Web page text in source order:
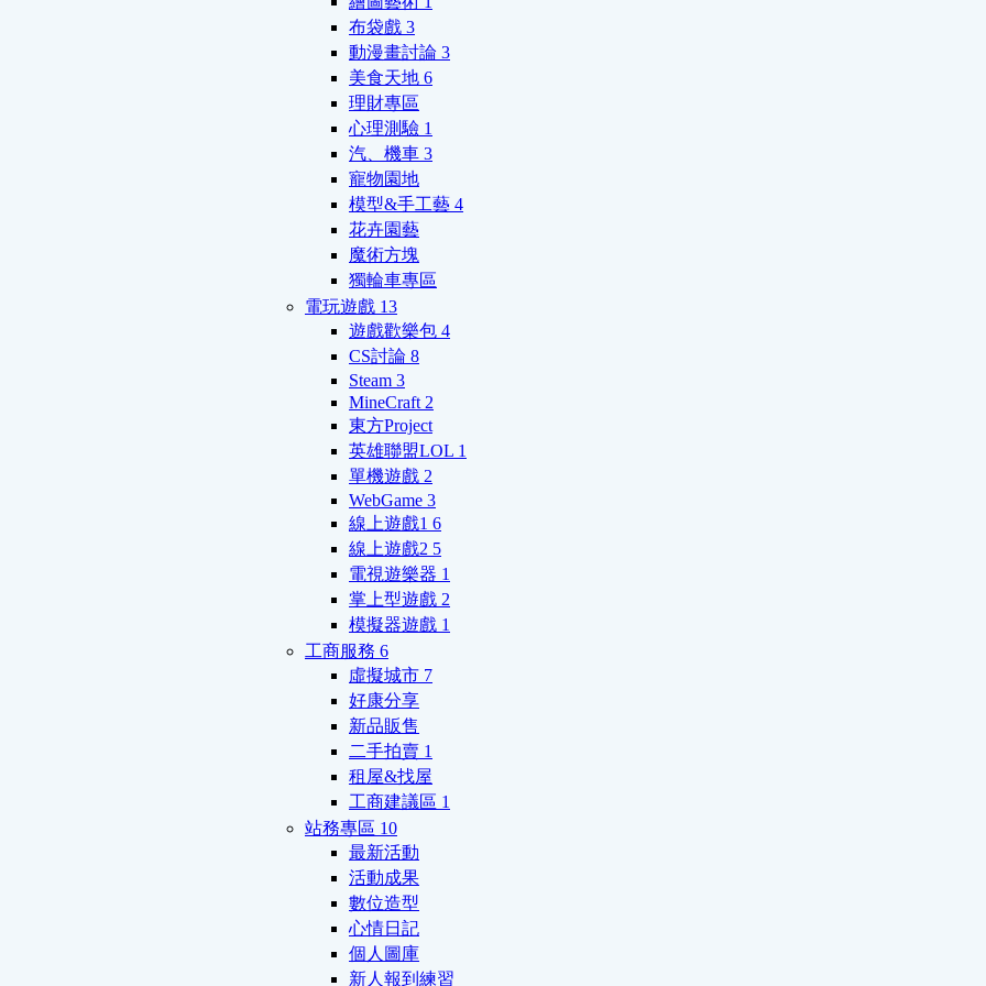
布袋戲 3
動漫畫討論 3
美食天地 6
理財專區
心理測驗 1
汽、機車 3
寵物園地
模型&手工藝 4
花卉園藝
魔術方塊
獨輪車專區
電玩遊戲 13
遊戲歡樂包 4
CS討論 8
Steam 3
MineCraft 2
東方Project
英雄聯盟LOL 1
單機遊戲 2
WebGame 3
線上遊戲1 6
線上遊戲2 5
電視遊樂器 1
掌上型遊戲 2
模擬器遊戲 1
工商服務 6
虛擬城市 7
好康分享
新品販售
二手拍賣 1
租屋&找屋
工商建議區 1
站務專區 10
最新活動
活動成果
數位造型
心情日記
個人圖庫
新人報到練習